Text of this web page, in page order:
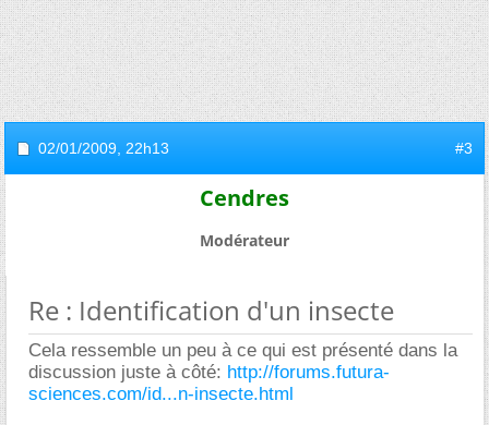
02/01/2009, 22h13 #3
Cendres
Modérateur
Re : Identification d'un insecte
Cela ressemble un peu à ce qui est présenté dans la
discussion juste à côté: http://forums.futura-
sciences.com/id...n-insecte.html